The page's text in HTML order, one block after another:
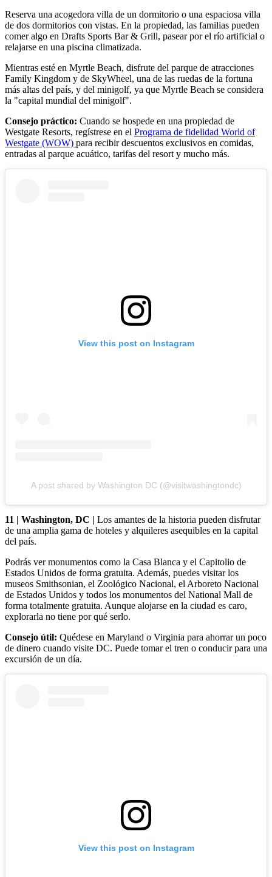
Reserva una acogedora villa de un dormitorio o una espaciosa villa
de dos dormitorios con vistas. En la propiedad, las familias pueden
comer algo en Drafts Sports Bar & Grill, pasear por el río artificial o
relajarse en una piscina climatizada.
Mientras esté en Myrtle Beach, disfrute del parque de atracciones
Family Kingdom y de SkyWheel, una de las ruedas de la fortuna
más altas del país, y del minigolf, ya que Myrtle Beach se considera
la "capital mundial del minigolf".
Consejo práctico: Cuando se hospede en una propiedad de
Westgate Resorts, regístrese en el Programa de fidelidad World of
Westgate (WOW) para recibir descuentos exclusivos en comidas,
entradas al parque acuático, tarifas del resort y mucho más.
View this post on Instagram
A post shared by Washington DC (@visitwashingtondc)
11 | Washington, DC | Los amantes de la historia pueden disfrutar
de una amplia gama de hoteles y alquileres asequibles en la capital
del país.
Podrás ver monumentos como la Casa Blanca y el Capitolio de
Estados Unidos de forma gratuita. Además, puedes visitar los
museos Smithsonian, el Zoológico Nacional, el Arboreto Nacional
de Estados Unidos y todos los monumentos del National Mall de
forma totalmente gratuita. Aunque alojarse en la ciudad es caro,
explorarla no tiene por qué serlo.
Consejo útil: Quédese en Maryland o Virginia para ahorrar un poco
de dinero cuando visite DC. Puede tomar el tren o conducir para una
excursión de un día.
View this post on Instagram